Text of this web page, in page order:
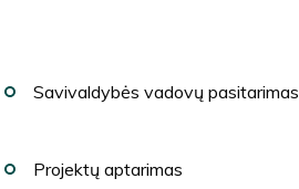
Savivaldybės vadovų pasitarimas
Projektų aptarimas